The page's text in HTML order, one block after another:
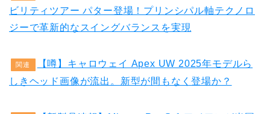
ビリティツアー パター登場！プリンシパル軸テクノロ
ジーで革新的なスイングバランスを実現
関連
【噂】キャロウェイ Apex UW 2025年モデルら
しきヘッド画像が流出。新型が間もなく登場か？